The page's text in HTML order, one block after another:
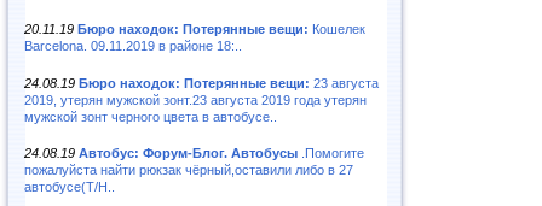
20.11.19 Бюро находок: Потерянные вещи: Кошелек
Barcelona. 09.11.2019 в районе 18:..
24.08.19 Бюро находок: Потерянные вещи: 23 августа
2019, утерян мужской зонт.23 августа 2019 года утерян
мужской зонт черного цвета в автобусе..
24.08.19 Автобус: Форум-Блог. Автобусы .Помогите
пожалуйста найти рюкзак чёрный,оставили либо в 27
автобусе(Т/Н..